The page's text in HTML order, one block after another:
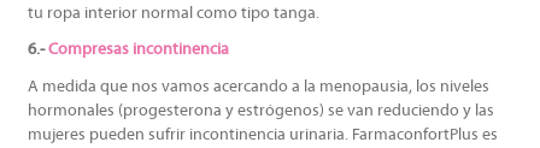
tu ropa interior normal como tipo tanga.
6.-Compresas incontinencia
A medida que nos vamos acercando a la menopausia, los niveles
hormonales (progesterona y estrógenos) se van reduciendo y las
mujeres pueden sufrir incontinencia urinaria. FarmaconfortPlus es